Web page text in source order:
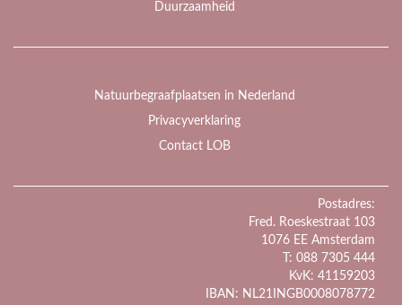
Duurzaamheid
Natuurbegraafplaatsen in Nederland
Privacyverklaring
Contact LOB
Postadres:
Fred. Roeskestraat 103
1076 EE Amsterdam
T: 088 7305 444
KvK: 41159203
IBAN: NL21INGB0008078772